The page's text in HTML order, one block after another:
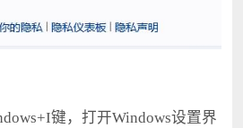
键，打开Windows设置界